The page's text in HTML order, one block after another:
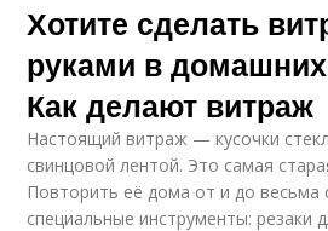
Хотите сделать
руками в
Как делают витраж
Настоящий витраж — кусочки
свинцовой лентой. Это самая
Повторить её дома от и до
специальные инструменты: резаки